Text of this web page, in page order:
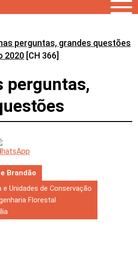
perguntas, grandes questões
2020 [CH 366]
perguntas,
Brandão
Unidades de Conservação
Florestal